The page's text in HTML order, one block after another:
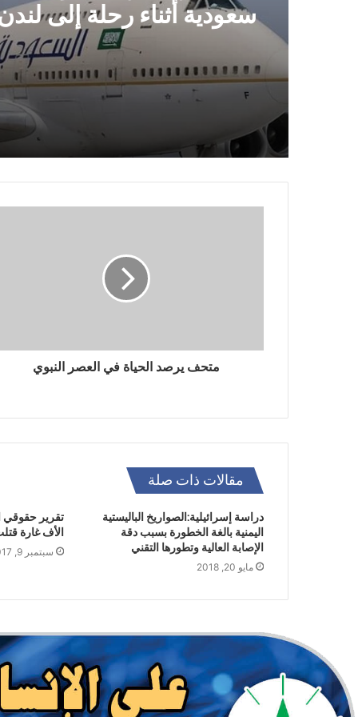
في مشهد مرعب .. وفاة
سعودية أثناء رحلة إلى
تكتشفه باختبار بسيط في
متحف يرصد الحياة في العصر النبوي
مقالات ذات صلة
دراسة إسرائيلية:الصواريخ الباليستية
اليمنية بالغة الخطورة بسبب دقة
الإصابة العالية وتطورها التقني
مايو 20, 2018
الأف غارة قتلت
سبتمبر 9, 2017